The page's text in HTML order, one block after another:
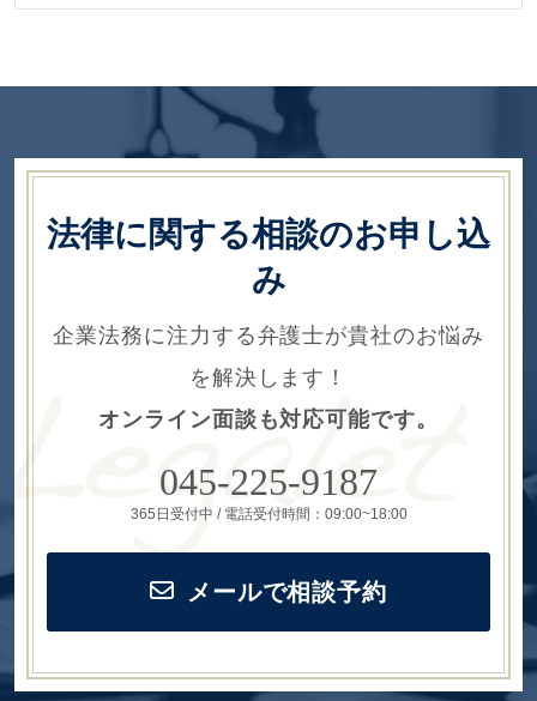
法律に関する相談のお申し込
み
企業法務に注力する弁護士が貴社のお悩み
を解決します！
オンライン面談も対応可能です。
045-225-9187
365日受付中 / 電話受付時間：09:00~18:00
メールで相談予約